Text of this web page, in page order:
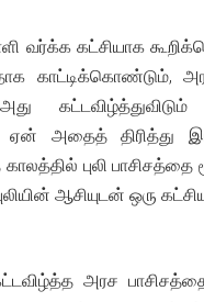
வர்க்க கட்சியாக
காட்டிக்கொண்டும்,
ஏன் அதைத் திரித்து
புலி
ஆசியுடன் ஒரு
அரச